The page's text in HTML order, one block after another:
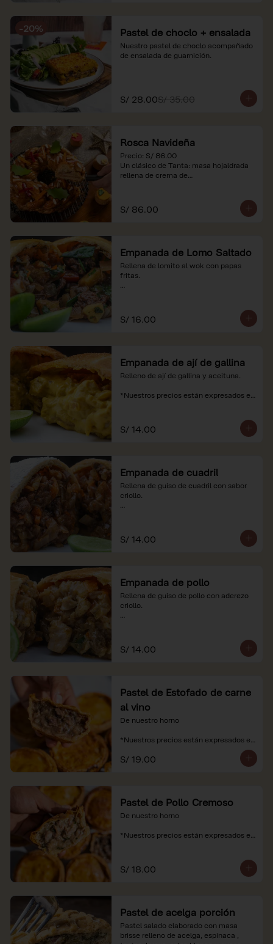
-20% Pastel de choclo + ensalada
Nuestro pastel de choclo acompañado
de ensalada de guarnición.
S/ 28.00S/ 35.00
Rosca Navideña
Precio: S/ 86.00
Un clásico de Tanta: masa hojaldrada
rellena de crema de
*Nuestros precios están expresados en
soles e incluyen impuestos de ley y
S/ 86.00
Empanada de Lomo Saltado
Rellena de lomito al wok con papas
fritas.
S/ 16.00
Empanada de ají de gallina
Relleno de ají de gallina y aceituna.
*Nuestros precios están expresados en
S/ 14.00
Empanada de cuadril
Rellena de guiso de cuadril con sabor
criollo.
S/ 14.00
Empanada de pollo
Rellena de guiso de pollo con aderezo
criollo.
S/ 14.00
Pastel de Estofado de carne
al vino
De nuestro horno
*Nuestros precios están expresados en
recargo al consumo.
S/ 19.00
Pastel de Pollo Cremoso
De nuestro horno
*Nuestros precios están expresados en
S/ 18.00
Pastel de acelga porción
Pastel salado elaborado con masa
brisse relleno de acelga, espinaca ,